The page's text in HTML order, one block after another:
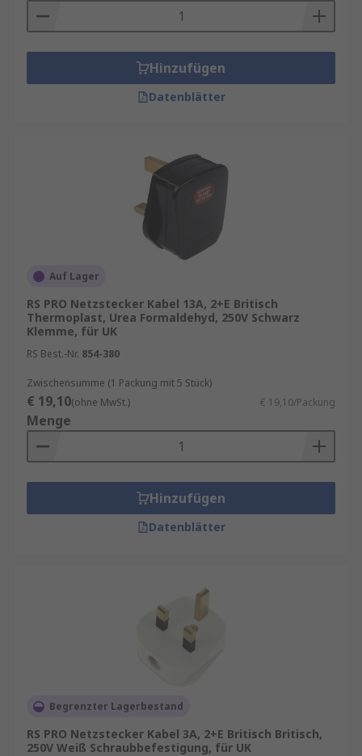
Hinzufügen
Datenblätter
Auf Lager
RS PRO Netzstecker Kabel 13A, 2+E Britisch
Thermoplast, Urea Formaldehyd, 250V Schwarz
Klemme, für UK
RS Best.-Nr. 854-380
Zwischensumme (1 Packung mit 5 Stück)
€ 19,10(ohne MwSt.) € 19,10/Packung
Menge
Hinzufügen
Datenblätter
Begrenzter Lagerbestand
RS PRO Netzstecker Kabel 3A, 2+E Britisch Britisch,
250V Weiß Schraubbefestigung, für UK